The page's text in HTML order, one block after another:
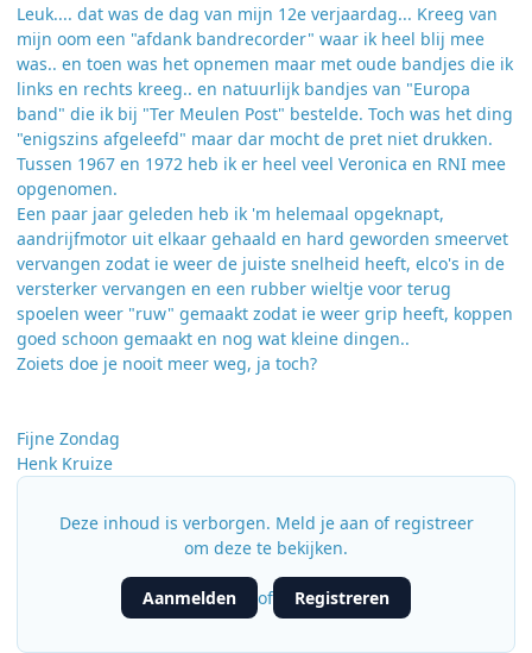
Leuk.... dat was de dag van mijn 12e verjaardag... Kreeg van
mijn oom een "afdank bandrecorder" waar ik heel blij mee
was.. en toen was het opnemen maar met oude bandjes die ik
links en rechts kreeg.. en natuurlijk bandjes van "Europa
band" die ik bij "Ter Meulen Post" bestelde. Toch was het ding
"enigszins afgeleefd" maar dar mocht de pret niet drukken.
Tussen 1967 en 1972 heb ik er heel veel Veronica en RNI mee
opgenomen.
Een paar jaar geleden heb ik 'm helemaal opgeknapt,
aandrijfmotor uit elkaar gehaald en hard geworden smeervet
vervangen zodat ie weer de juiste snelheid heeft, elco's in de
versterker vervangen en een rubber wieltje voor terug
spoelen weer "ruw" gemaakt zodat ie weer grip heeft, koppen
goed schoon gemaakt en nog wat kleine dingen..
Zoiets doe je nooit meer weg, ja toch?
Fijne Zondag
Henk Kruize
Deze inhoud is verborgen. Meld je aan of registreer
om deze te bekijken.
Aanmelden of Registreren